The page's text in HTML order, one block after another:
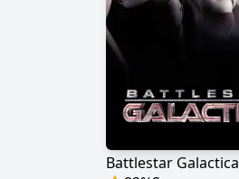
Battlestar Galactica